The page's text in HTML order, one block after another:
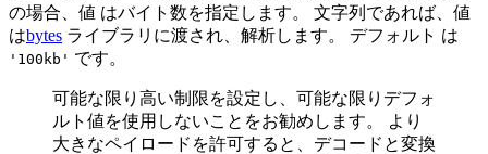
の場合、値 はバイト数を指定します。 文字列であれば、値
はbytes ライブラリに渡され、解析します。 デフォルト は
'100kb' です。
可能な限り高い制限を設定し、可能な限りデフォ
ルト値を使用しないことをお勧めします。 より
大きなペイロードを許可すると、デコードと変換